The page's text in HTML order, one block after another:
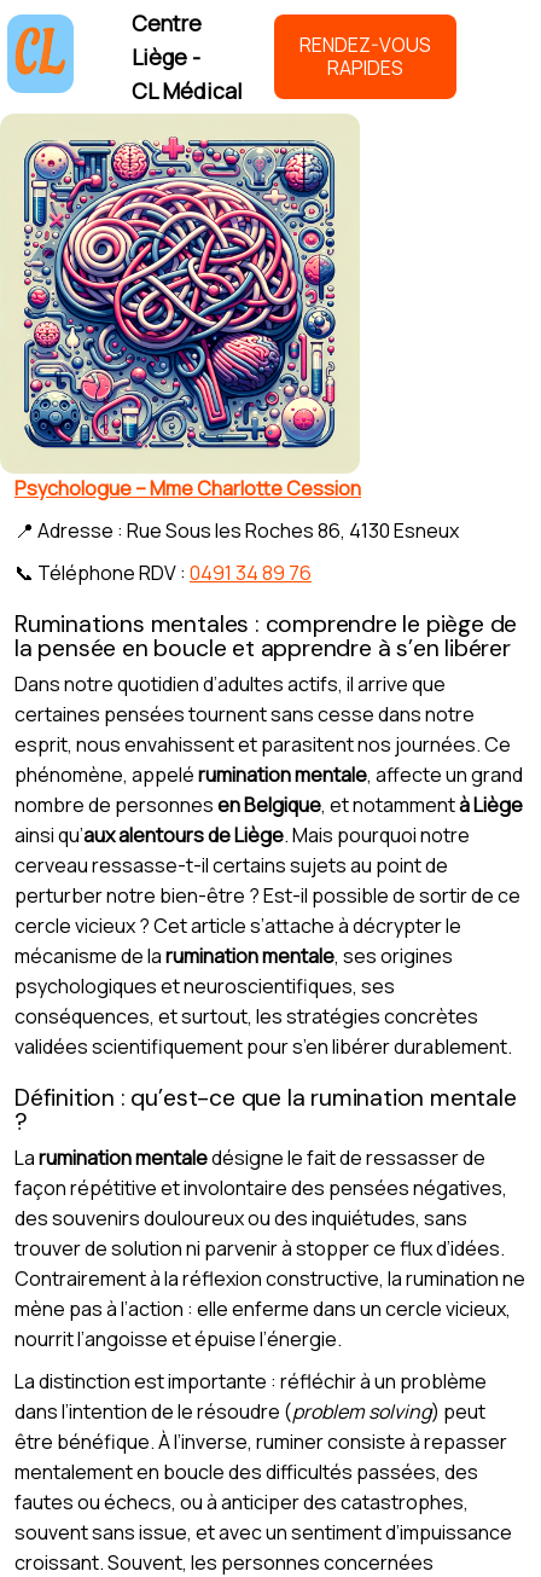
Centre
Liège -
CL Médical
RENDEZ-VOUS
RAPIDES
Psychologue – Mme Charlotte Cession
📍 Adresse : Rue Sous les Roches 86, 4130 Esneux
📞 Téléphone RDV : 0491 34 89 76
Ruminations mentales : comprendre le piège de
la pensée en boucle et apprendre à s’en libérer
Dans notre quotidien d’adultes actifs, il arrive que
certaines pensées tournent sans cesse dans notre
esprit, nous envahissent et parasitent nos journées. Ce
phénomène, appelérumination mentale, affecte un grand
nombre de personnesen Belgique, et notammentà Liège
ainsi qu’aux alentours de Liège. Mais pourquoi notre
cerveau ressasse-t-il certains sujets au point de
perturber notre bien-être ? Est-il possible de sortir de ce
cercle vicieux ? Cet article s’attache à décrypter le
mécanisme de larumination mentale, ses origines
psychologiques et neuroscientifiques, ses
conséquences, et surtout, les stratégies concrètes
validées scientifiquement pour s’en libérer durablement.
Définition : qu’est-ce que la rumination mentale
?
Larumination mentaledésigne le fait de ressasser de
façon répétitive et involontaire des pensées négatives,
des souvenirs douloureux ou des inquiétudes, sans
trouver de solution ni parvenir à stopper ce flux d’idées.
Contrairement à la réflexion constructive, la rumination ne
mène pas à l’action : elle enferme dans un cercle vicieux,
nourrit l’angoisse et épuise l’énergie.
La distinction est importante : réfléchir à un problème
dans l’intention de le résoudre (problem solving) peut
être bénéfique. À l’inverse, ruminer consiste à repasser
mentalement en boucle des difficultés passées, des
fautes ou échecs, ou à anticiper des catastrophes,
souvent sans issue, et avec un sentiment d’impuissance
croissant. Souvent, les personnes concernées